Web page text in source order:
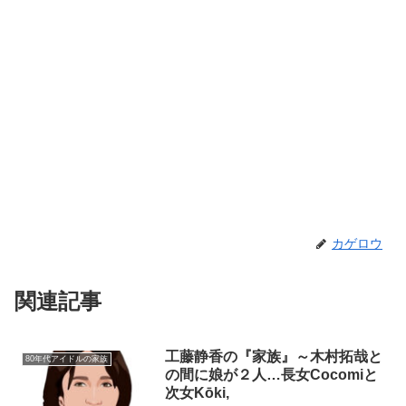
カゲロウ
関連記事
80年代アイドルの家族
工藤静香の『家族』～木村拓哉と
の間に娘が２人…長女Cocomiと
次女Kōki,